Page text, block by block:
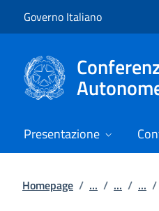
Governo Italiano
Presentazione
Homepage / ... / ... / ... /